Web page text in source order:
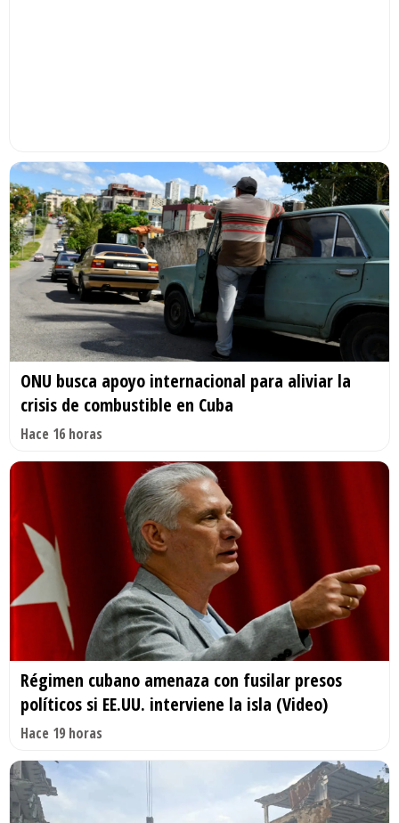
ONU busca apoyo internacional para aliviar la
crisis de combustible en Cuba
Hace 16 horas
Régimen cubano amenaza con fusilar presos
políticos si EE.UU. interviene la isla (Video)
Hace 19 horas